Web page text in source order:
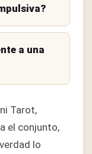
a una
Tarot,
el conjunto,
lo